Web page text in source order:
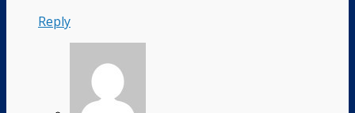
Reply